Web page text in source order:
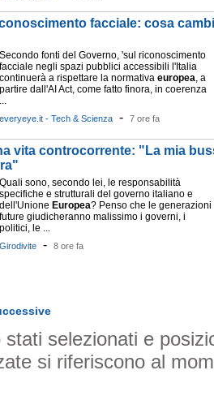
facciale: cosa
Secondo fonti del Governo, 'sul riconoscimento
facciale negli spazi pubblici accessibili l'Italia
continuerà a rispettare la normativa europea, a
partire dall'AI Act, come fatto finora, in coerenza
...
everyeye.it - Tech & Scienza - 7 ore fa
vita controcorrente: "La mia
Quali sono, secondo lei, le responsabilità
specifiche e strutturali del governo italiano e
dell'Unione Europea? Penso che le generazioni
future giudicheranno malissimo i governi, i
politici, le ...
Girodivite - 8 ore fa
stati selezionati e
si riferiscono al